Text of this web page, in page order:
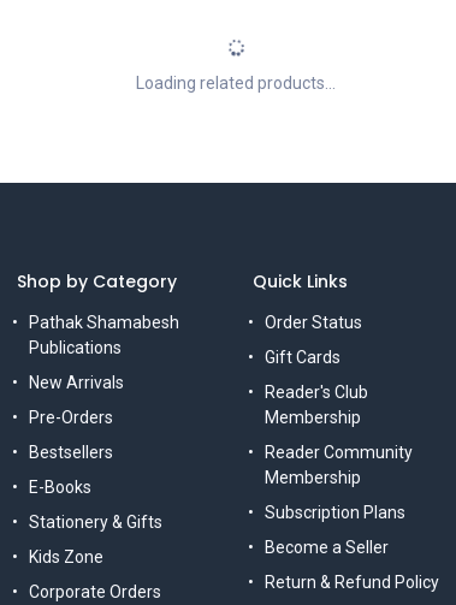
Loading related products...
Shop by Category
Pathak Shamabesh
Publications
New Arrivals
Pre-Orders
Bestsellers
E-Books
Stationery & Gifts
Kids Zone
Corporate Orders
Quick Links
Order Status
Gift Cards
Reader's Club
Membership
Reader Community
Membership
Subscription Plans
Become a Seller
Return & Refund Policy